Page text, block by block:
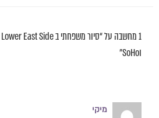
מיקי